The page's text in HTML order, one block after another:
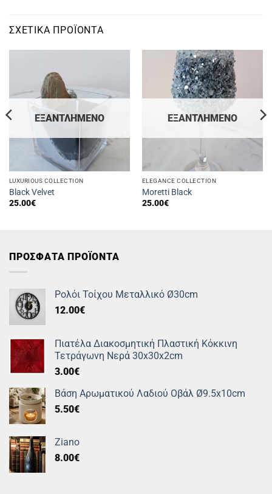
ΣΧΕΤΙΚΆ ΠΡΟΪΌΝΤΑ
ΕΞΑΝΤΛΗΜΈΝΟ
LUXURIOUS COLLECTION
Black Velvet
25.00€
ΕΞΑΝΤΛΗΜΈΝΟ
ELEGANCE COLLECTION
Moretti Black
25.00€
ΠΡΟΣΦΑΤΑ ΠΡΟΪΟΝΤΑ
Ρολόι Τοίχου Μεταλλικό Ø30cm
12.00€
Πιατέλα Διακοσμητική Πλαστική Κόκκινη
Τετράγωνη Νερά 30x30x2cm
3.00€
Βάση Αρωματικού Λαδιού Οβάλ Ø9.5x10cm
5.50€
Ziano
8.00€